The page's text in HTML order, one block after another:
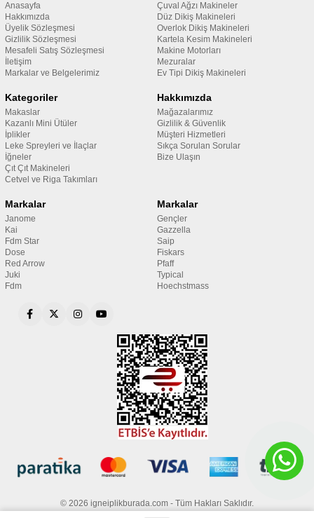
Anasayfa
Hakkımızda
Üyelik Sözleşmesi
Gizlilik Sözleşmesi
Mesafeli Satış Sözleşmesi
İletişim
Markalar ve Belgelerimiz
Çuval Ağzı Makineler
Düz Dikiş Makineleri
Overlok Dikiş Makineleri
Kartela Kesim Makineleri
Makine Motorları
Mezuralar
Ev Tipi Dikiş Makineleri
Kategoriler
Makaslar
Kazanlı Mini Ütüler
İplikler
Leke Spreyleri ve İlaçlar
İğneler
Çıt Çıt Makineleri
Cetvel ve Riga Takımları
Hakkımızda
Mağazalarımız
Gizlilik & Güvenlik
Müşteri Hizmetleri
Sıkça Sorulan Sorular
Bize Ulaşın
Markalar
Janome
Kai
Fdm Star
Dose
Red Arrow
Juki
Fdm
Markalar
Gençler
Gazzella
Saip
Fiskars
Pfaff
Typical
Hoechstmass
© 2026 igneiplikburada.com - Tüm Hakları Saklıdır.